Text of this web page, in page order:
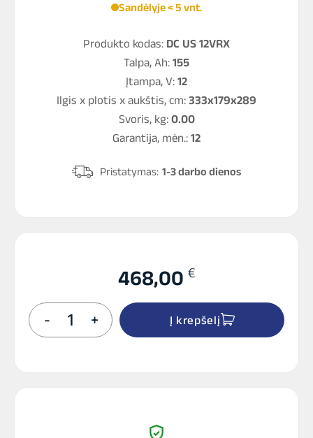
Sandėlyje < 5 vnt.
Produkto kodas: DC US 12VRX
Talpa, Ah: 155
Įtampa, V: 12
Ilgis x plotis x aukštis, cm: 333x179x289
Svoris, kg: 0.00
Garantija, mėn.: 12
Pristatymas: 1-3 darbo dienos
468,00 €
-
produkto
kiekis:
Akumuliatorius
+ Į krepšelį